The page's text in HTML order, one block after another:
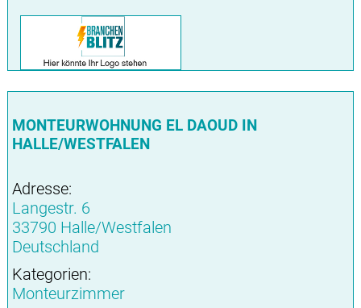
MONTEURWOHNUNG EL DAOUD IN
HALLE/WESTFALEN
Adresse:
Langestr. 6
33790 Halle/Westfalen
Deutschland
Kategorien:
Monteurzimmer